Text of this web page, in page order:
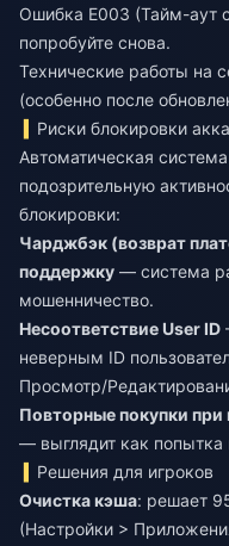
Ошибка E003 (Тайм-аут
попробуйте снова.
Технические работы на
(особенно после
Риски блокировки
Автоматическая
подозрительную
блокировки:
Чарджбэк (возврат
поддержку — система
мошенничество.
Несоответствие User ID
неверным ID
Просмотр/
Повторные покупки
— выглядит как
Решения для игроков
Очистка кэша: решает
(Настройки >